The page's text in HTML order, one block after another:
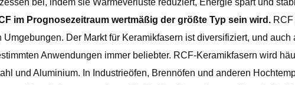
bei, indem sie Wärmeverluste reduziert, Energie spart und
im Prognosezeitraum wertmäßig der größte Typ sein wird.
Der Markt für Keramikfasern ist diversifiziert, und
Anwendungen immer beliebter. RCF-Keramikfasern wird
und Aluminium. In Industrieöfen, Brennöfen und anderen